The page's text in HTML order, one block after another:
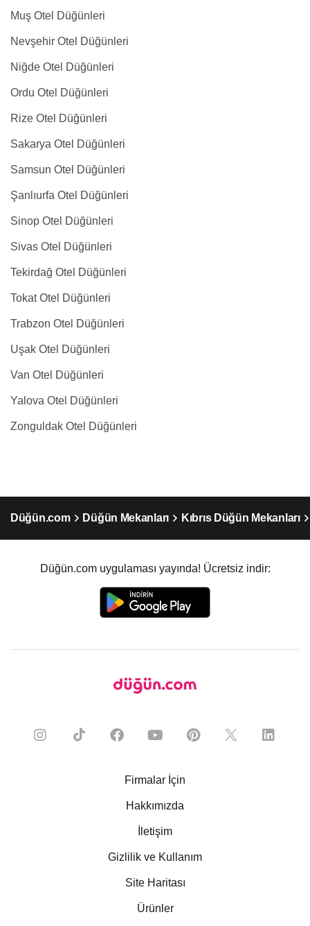
Muş Otel Düğünleri
Nevşehir Otel Düğünleri
Niğde Otel Düğünleri
Ordu Otel Düğünleri
Rize Otel Düğünleri
Sakarya Otel Düğünleri
Samsun Otel Düğünleri
Şanlıurfa Otel Düğünleri
Sinop Otel Düğünleri
Sivas Otel Düğünleri
Tekirdağ Otel Düğünleri
Tokat Otel Düğünleri
Trabzon Otel Düğünleri
Uşak Otel Düğünleri
Van Otel Düğünleri
Yalova Otel Düğünleri
Zonguldak Otel Düğünleri
Düğün.com Düğün Mekanları Kıbrıs Düğün Mekanları
Düğün.com uygulaması yayında! Ücretsiz indir:
Firmalar İçin
Hakkımızda
İletişim
Gizlilik ve Kullanım
Site Haritası
Ürünler